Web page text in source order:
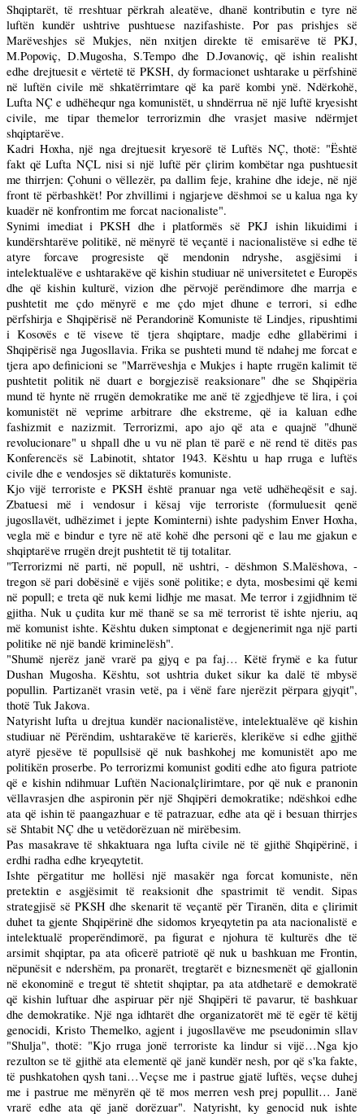
Shqiptarët, të rreshtuar përkrah aleatëve, dhanë kontributin e tyre në
luftën kundër ushtrive pushtuese nazifashiste. Por pas prishjes së
Marëveshjes së Mukjes, nën nxitjen direkte të emisarëve të PKJ,
M.Popoviç, D.Mugosha, S.Tempo dhe D.Jovanoviç, që ishin realisht
edhe drejtuesit e vërtetë të PKSH, dy formacionet ushtarake u përfshinë
në luftën civile më shkatërrimtare që ka parë kombi ynë. Ndërkohë,
Lufta NÇ e udhëhequr nga komunistët, u shndërrua në një luftë kryesisht
civile, me tipar themelor terrorizmin dhe vrasjet masive ndërmjet
shqiptarëve.
Kadri Hoxha, një nga drejtuesit kryesorë të Luftës NÇ, thotë: "Është
fakt që Lufta NÇL nisi si një luftë për çlirim kombëtar nga pushtuesit
me thirrjen: Çohuni o vëllezër, pa dallim feje, krahine dhe ideje, në një
front të përbashkët! Por zhvillimi i ngjarjeve dëshmoi se u kalua nga ky
kuadër në konfrontim me forcat nacionaliste".
Synimi imediat i PKSH dhe i platformës së PKJ ishin likuidimi i
kundërshtarëve politikë, në mënyrë të veçantë i nacionalistëve si edhe të
atyre forcave progresiste që mendonin ndryshe, asgjësimi i
intelektualëve e ushtarakëve që kishin studiuar në universitetet e Europës
dhe që kishin kulturë, vizion dhe përvojë perëndimore dhe marrja e
pushtetit me çdo mënyrë e me çdo mjet dhune e terrori, si edhe
përfshirja e Shqipërisë në Perandorinë Komuniste të Lindjes, ripushtimi
i Kosovës e të viseve të tjera shqiptare, madje edhe gllabërimi i
Shqipërisë nga Jugosllavia. Frika se pushteti mund të ndahej me forcat e
tjera apo definicioni se "Marrëveshja e Mukjes i hapte rrugën kalimit të
pushtetit politik në duart e borgjezisë reaksionare" dhe se Shqipëria
mund të hynte në rrugën demokratike me anë të zgjedhjeve të lira, i çoi
komunistët në veprime arbitrare dhe ekstreme, që ia kaluan edhe
fashizmit e nazizmit. Terrorizmi, apo ajo që ata e quajnë "dhunë
revolucionare" u shpall dhe u vu në plan të parë e në rend të ditës pas
Konferencës së Labinotit, shtator 1943. Kështu u hap rruga e luftës
civile dhe e vendosjes së diktaturës komuniste.
Kjo vijë terroriste e PKSH është pranuar nga vetë udhëheqësit e saj.
Zbatuesi më i vendosur i kësaj vije terroriste (formuluesit qenë
jugosllavët, udhëzimet i jepte Kominterni) ishte padyshim Enver Hoxha,
vegla më e bindur e tyre në atë kohë dhe personi që e lau me gjakun e
shqiptarëve rrugën drejt pushtetit të tij totalitar.
"Terrorizmi në parti, në popull, në ushtri, - dëshmon S.Malëshova, -
tregon së pari dobësinë e vijës sonë politike; e dyta, mosbesimi që kemi
në popull; e treta që nuk kemi lidhje me masat. Me terror i zgjidhnim të
gjitha. Nuk u çudita kur më thanë se sa më terrorist të ishte njeriu, aq
më komunist ishte. Kështu duken simptonat e degjenerimit nga një parti
politike në një bandë kriminelësh".
"Shumë njerëz janë vrarë pa gjyq e pa faj… Këtë frymë e ka futur
Dushan Mugosha. Kështu, sot ushtria duket sikur ka dalë të mbysë
popullin. Partizanët vrasin vetë, pa i vënë fare njerëzit përpara gjyqit",
thotë Tuk Jakova.
Natyrisht lufta u drejtua kundër nacionalistëve, intelektualëve që kishin
studiuar në Përëndim, ushtarakëve të karierës, klerikëve si edhe gjithë
atyrë pjesëve të popullsisë që nuk bashkohej me komunistët apo me
politikën proserbe. Po terrorizmi komunist goditi edhe ato figura patriote
që e kishin ndihmuar Luftën Nacionalçlirimtare, por që nuk e pranonin
vëllavrasjen dhe aspironin për një Shqipëri demokratike; ndëshkoi edhe
ata që ishin të paangazhuar e të patrazuar, edhe ata që i besuan thirrjes
së Shtabit NÇ dhe u vetëdorëzuan në mirëbesim.
Pas masakrave të shkaktuara nga lufta civile në të gjithë Shqipërinë, i
erdhi radha edhe kryeqytetit.
Ishte përgatitur me hollësi një masakër nga forcat komuniste, nën
pretektin e asgjësimit të reaksionit dhe spastrimit të vendit. Sipas
strategjisë së PKSH dhe skenarit të veçantë për Tiranën, dita e çlirimit
duhet ta gjente Shqipërinë dhe sidomos kryeqytetin pa ata nacionalistë e
intelektualë properëndimorë, pa figurat e njohura të kulturës dhe të
arsimit shqiptar, pa ata oficerë patriotë që nuk u bashkuan me Frontin,
nëpunësit e ndershëm, pa pronarët, tregtarët e biznesmenët që gjallonin
në ekonominë e tregut të shtetit shqiptar, pa ata atdhetarë e demokratë
që kishin luftuar dhe aspiruar për një Shqipëri të pavarur, të bashkuar
dhe demokratike. Një nga idhtarët dhe organizatorët më të egër të këtij
genocidi, Kristo Themelko, agjent i jugosllavëve me pseudonimin sllav
"Shulja", thotë: "Kjo rruga jonë terroriste ka lindur si vijë…Nga kjo
rezulton se të gjithë ata elementë që janë kundër nesh, por që s'ka fakte,
të pushkatohen qysh tani…Veçse me i pastrue gjatë luftës, veçse duhej
me i pastrue me mënyrën që të mos merren vesh prej popullit… Janë
vrarë edhe ata që janë dorëzuar". Natyrisht, ky genocid nuk ishte